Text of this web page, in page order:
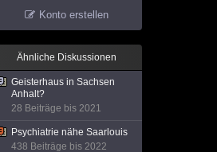
Konto erstellen
Ähnliche Diskussionen
Geisterhaus in Sachsen
Anhalt?
28 Beiträge bis 2021
Psychiatrie nähe Saarlouis
438 Beiträge bis 2022